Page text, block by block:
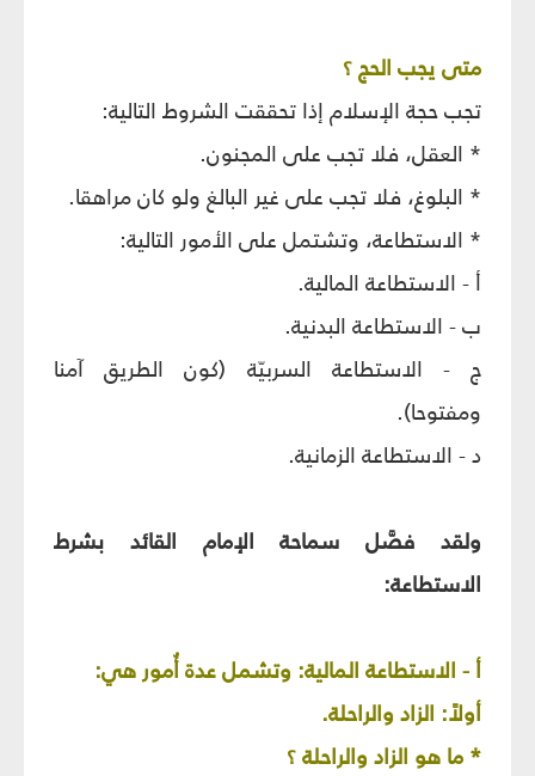
متى يجب الحج ؟
تجب حجة الإسلام إذا تحققت الشروط التالية:
* العقل، فلا تجب على المجنون.
* البلوغ، فلا تجب على غير البالغ ولو كان مراهقا.
* الاستطاعة، وتشتمل على الأمور التالية:
أ - الاستطاعة المالية.
ب - الاستطاعة البدنية.
ج - الاستطاعة السربيّة (كون الطريق آمنا
ومفتوحا).
د - الاستطاعة الزمانية.
ولقد فصَّل سماحة الإمام القائد بشرط
الاستطاعة:
أ - الاستطاعة المالية: وتشمل عدة أُمور هي:
أولاً: الزاد والراحلة.
* ما هو الزاد والراحلة ؟